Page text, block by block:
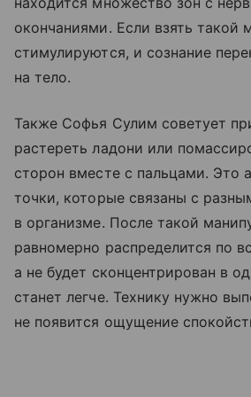
окончаниями. Если взять такой
стимулируются, и сознание
на тело.
Также Софья Сулим советует
растереть ладони или
сторон вместе с пальцами. Это
точки, которые связаны с
в организме. После такой
равномерно распределится по
а не будет сконцентрирован в
станет легче. Технику нужно
не появится ощущение